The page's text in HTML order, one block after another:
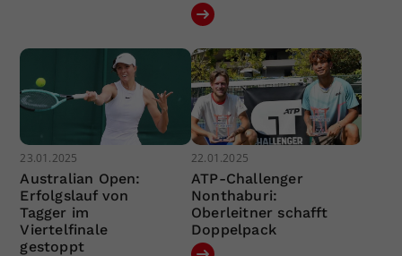
23.01.2025
Australian Open:
Erfolgslauf von
Tagger im
Viertelfinale
gestoppt
22.01.2025
ATP-Challenger
Nonthaburi:
Oberleitner schafft
Doppelpack